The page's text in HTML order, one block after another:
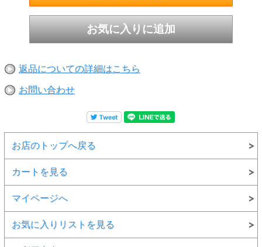
返品についての詳細はこちら
お問い合わせ
お店のトップへ戻る
カートを見る
マイページへ
お気に入りリストを見る